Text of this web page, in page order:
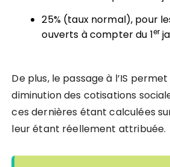
25% (taux normal), pour
ouverts à compter du 1er
De plus, le passage à l’IS
diminution des cotisations
ces dernières étant calculées
leur étant réellement attribuée.